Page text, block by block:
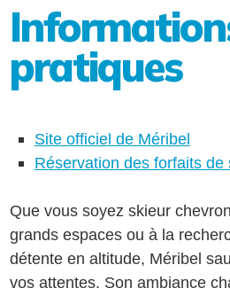
pratiques
Site officiel de Méribel
Réservation des forfaits de
Que vous soyez skieur
grands espaces ou à la
détente en altitude, Méribel
vos attentes. Son ambiance